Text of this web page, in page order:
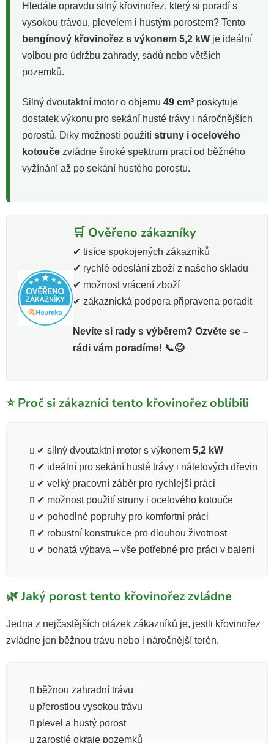
Hledáte opravdu silný křovinořez, který si poradí s
vysokou trávou, plevelem i hustým porostem? Tento
bengínový křovinořez s výkonem 5,2 kW je ideální
volbou pro údržbu zahrady, sadů nebo větších
pozemků.
Silný dvoutaktní motor o objemu 49 cm³ poskytuje
dostatek výkonu pro sekání husté trávy i náročnějších
porostů. Díky možnosti použití struny i ocelového
kotouče zvládne široké spektrum prací od běžného
vyžínání až po sekání hustého porostu.
🛒 Ověřeno zákazníky
✔ tisíce spokojených zákazníků
✔ rychlé odeslání zboží z našeho skladu
✔ možnost vrácení zboží
✔ zákaznická podpora připravena poradit
Nevíte si rady s výběrem? Ozvěte se –
rádi vám poradíme! 📞😊
⭐ Proč si zákazníci tento křovinořez oblíbili
✔ silný dvoutaktní motor s výkonem 5,2 kW
✔ ideální pro sekání husté trávy i náletových dřevin
✔ velký pracovní záběr pro rychlejší práci
✔ možnost použití struny i ocelového kotouče
✔ pohodlné popruhy pro komfortní práci
✔ robustní konstrukce pro dlouhou životnost
✔ bohatá výbava – vše potřebné pro práci v balení
🌿 Jaký porost tento křovinořez zvládne
Jedna z nejčastějších otázek zákazníků je, jestli křovinořez
zvládne jen běžnou trávu nebo i náročnější terén.
běžnou zahradní trávu
přerostlou vysokou trávu
plevel a hustý porost
zarostlé okraje pozemků